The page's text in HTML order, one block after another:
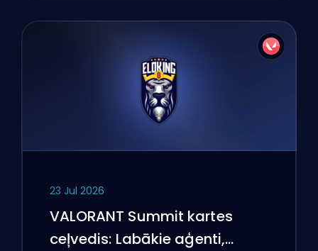
23 Jul 2026
VALORANT Summit kartes
ceļvedis: Labākie aģenti,